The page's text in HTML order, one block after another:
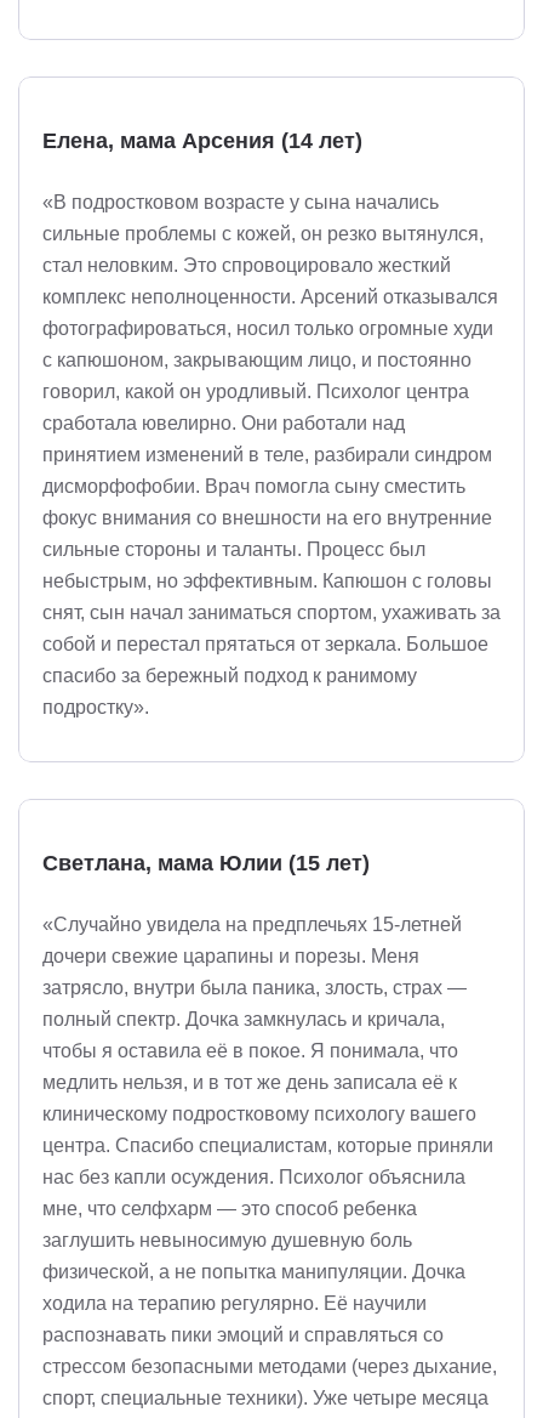
Елена, мама Арсения (14 лет)
«В подростковом возрасте у сына начались
сильные проблемы с кожей, он резко вытянулся,
стал неловким. Это спровоцировало жесткий
комплекс неполноценности. Арсений отказывался
фотографироваться, носил только огромные худи
с капюшоном, закрывающим лицо, и постоянно
говорил, какой он уродливый. Психолог центра
сработала ювелирно. Они работали над
принятием изменений в теле, разбирали синдром
дисморфофобии. Врач помогла сыну сместить
фокус внимания со внешности на его внутренние
сильные стороны и таланты. Процесс был
небыстрым, но эффективным. Капюшон с головы
снят, сын начал заниматься спортом, ухаживать за
собой и перестал прятаться от зеркала. Большое
спасибо за бережный подход к ранимому
подростку».
Светлана, мама Юлии (15 лет)
«Случайно увидела на предплечьях 15-летней
дочери свежие царапины и порезы. Меня
затрясло, внутри была паника, злость, страх —
полный спектр. Дочка замкнулась и кричала,
чтобы я оставила её в покое. Я понимала, что
медлить нельзя, и в тот же день записала её к
клиническому подростковому психологу вашего
центра. Спасибо специалистам, которые приняли
нас без капли осуждения. Психолог объяснила
мне, что селфхарм — это способ ребенка
заглушить невыносимую душевную боль
физической, а не попытка манипуляции. Дочка
ходила на терапию регулярно. Её научили
распознавать пики эмоций и справляться со
стрессом безопасными методами (через дыхание,
спорт, специальные техники). Уже четыре месяца